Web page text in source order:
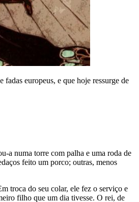
europeus, e que hoje ressurge de
a numa torre com palha e uma roda de
feito um porco; outras, menos
troca do seu colar, ele fez o serviço e
filho que um dia tivesse. O rei, de